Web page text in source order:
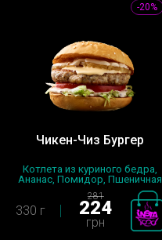
-20%
Чикен-Чиз Бургер
Котлета из куриного бедра,
Ананас, Помидор, Пшеничная
бу...
330 г
281
224
грн